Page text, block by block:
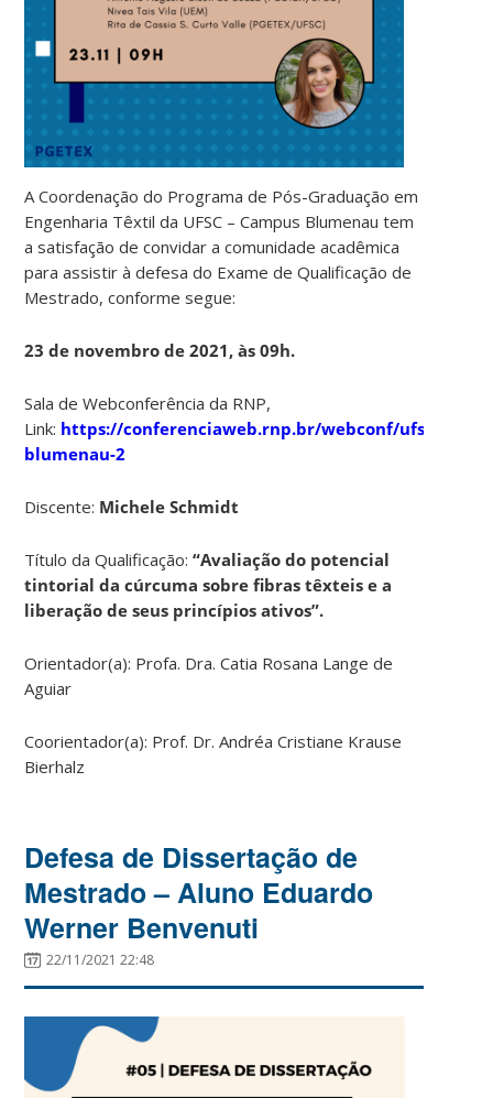
A Coordenação do Programa de Pós-Graduação em
Engenharia Têxtil da UFSC – Campus Blumenau tem
a satisfação de convidar a comunidade acadêmica
para assistir à defesa do Exame de Qualificação de
Mestrado, conforme segue:
23 de novembro de 2021, às 09h.
Sala de Webconferência da RNP,
Link: https://conferenciaweb.rnp.br/webconf/ufsc-
blumenau-2
Discente: Michele Schmidt
Título da Qualificação:“Avaliação do potencial
tintorial da cúrcuma sobre fibras têxteis e a
liberação de seus princípios ativos”.
Orientador(a): Profa. Dra. Catia Rosana Lange de
Aguiar
Coorientador(a): Prof. Dr. Andréa Cristiane Krause
Bierhalz
Defesa de Dissertação de
Mestrado – Aluno Eduardo
Werner Benvenuti
22/11/2021 22:48